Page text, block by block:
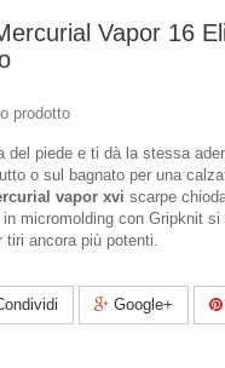
Vapor 16
prodotto
del piede e ti dà la stessa
o sul bagnato per una
vapor xvi scarpe
micromolding con Gripknit si
tiri ancora più potenti.
Google+